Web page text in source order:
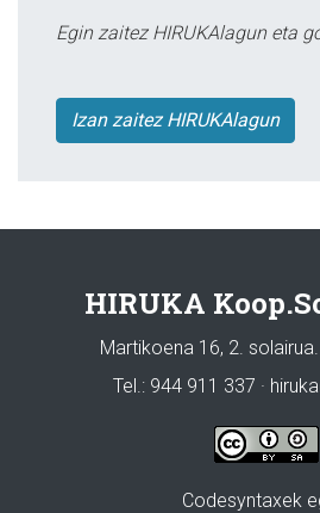
Egin zaitez HIRUKAlagun eta
Izan zaitez HIRUKAlagun
HIRUKA
Martikoena 16, 2.
Tel.: 944 911 337 ·
Codesyntaxek